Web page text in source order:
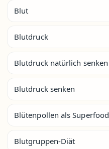
Blut
Blutdruck
Blutdruck natürlich senken
Blutdruck senken
Blütenpollen als Superfood
Blutgruppen-Diät